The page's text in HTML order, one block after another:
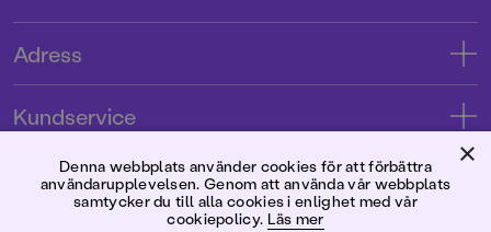
Adress
Tryckerigatan 4
Kundservice
Kontakta oss
Kundservice
Förlaget
×
Denna webbplats använder cookies för att förbättra
användarupplevelsen. Genom att använda vår webbplats
samtycker du till alla cookies i enlighet med vår
cookiepolicy. Läs mer